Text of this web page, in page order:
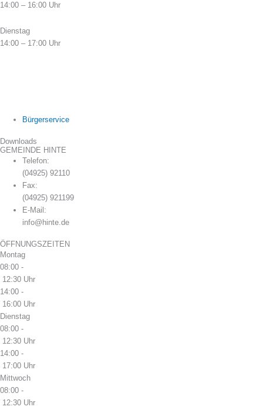
14:00 – 16:00 Uhr
Dienstag
14:00 – 17:00 Uhr
Bürgerservice
Downloads
GEMEINDE HINTE
Telefon:
(04925) 92110
Fax:
(04925) 921199
E-Mail:
info@hinte.de
ÖFFNUNGSZEITEN
Montag
08:00 -
12:30 Uhr
14:00 -
16:00 Uhr
Dienstag
08:00 -
12:30 Uhr
14:00 -
17:00 Uhr
Mittwoch
08:00 -
12:30 Uhr